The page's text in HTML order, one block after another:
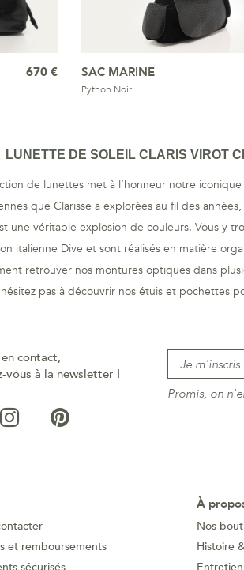
670 € SAC MARINE
Python Noir
LUNETTE DE SOLEIL CLARIS VIROT
de lunettes met à l’honneur notre
que Clarisse a explorées au fil des
véritable explosion de couleurs. Vous y
italienne Dive et sont réalisés en matière
retrouver nos montures optiques dans
pas à découvrir nos étuis et pochettes
contact,
vous à la newsletter !
Promis, on
et remboursements
À
Nos
Histoire